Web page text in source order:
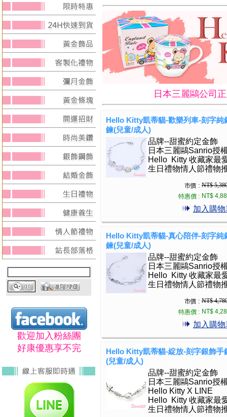
歡迎加入粉絲團
好康優惠享不完
日本三麗鷗公司
Hello Kitty凱蒂貓-歡樂列車-刻字純
鍊(兒童/成人)
品牌--甜蜜約定金飾
日本三麗鷗Sanrio授
Hello Kitty 收藏家最
生日禮物情人節禮物
市價 : NT$
特惠價 : NT$
加入購物
Hello Kitty凱蒂貓-真心陪伴-刻字純
鍊(兒童/成人)
品牌--甜蜜約定金飾
日本三麗鷗Sanrio授
Hello Kitty 收藏家最
生日禮物情人節禮物
市價 : NT$
特惠價 : NT$
加入購物
Hello Kitty凱蒂貓-綻放-刻字銀飾手
(兒童/成人)
品牌--甜蜜約定金飾
日本三麗鷗Sanrio授
Hello Kitty X LINE
Hello Kitty 收藏家最
生日禮物情人節禮物